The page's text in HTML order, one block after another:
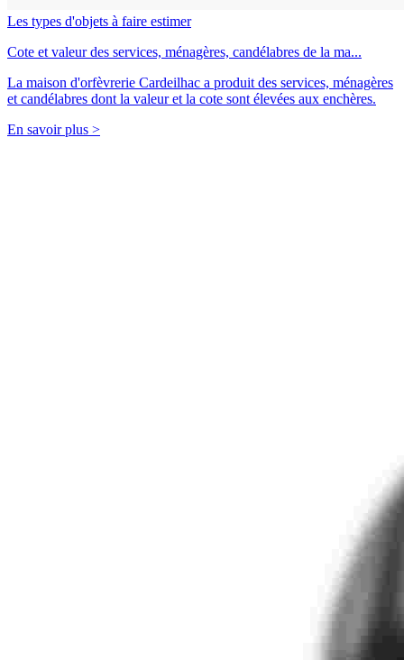
Les types d'objets à faire estimer
Cote et valeur des services, ménagères, candélabres de la ma...
La maison d'orfèvrerie Cardeilhac a produit des services, ménagères
et candélabres dont la valeur et la cote sont élevées aux enchères.
En savoir plus >